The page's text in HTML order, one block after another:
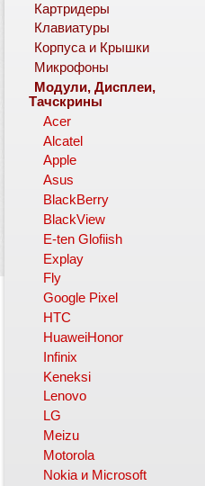
Картридеры
Клавиатуры
Корпуса и Крышки
Микрофоны
Модули, Дисплеи,
Тачскрины
Acer
Alcatel
Apple
Asus
BlackBerry
BlackView
E-ten Glofiish
Explay
Fly
Google Pixel
HTC
HuaweiHonor
Infinix
Keneksi
Lenovo
LG
Meizu
Motorola
Nokia и Microsoft